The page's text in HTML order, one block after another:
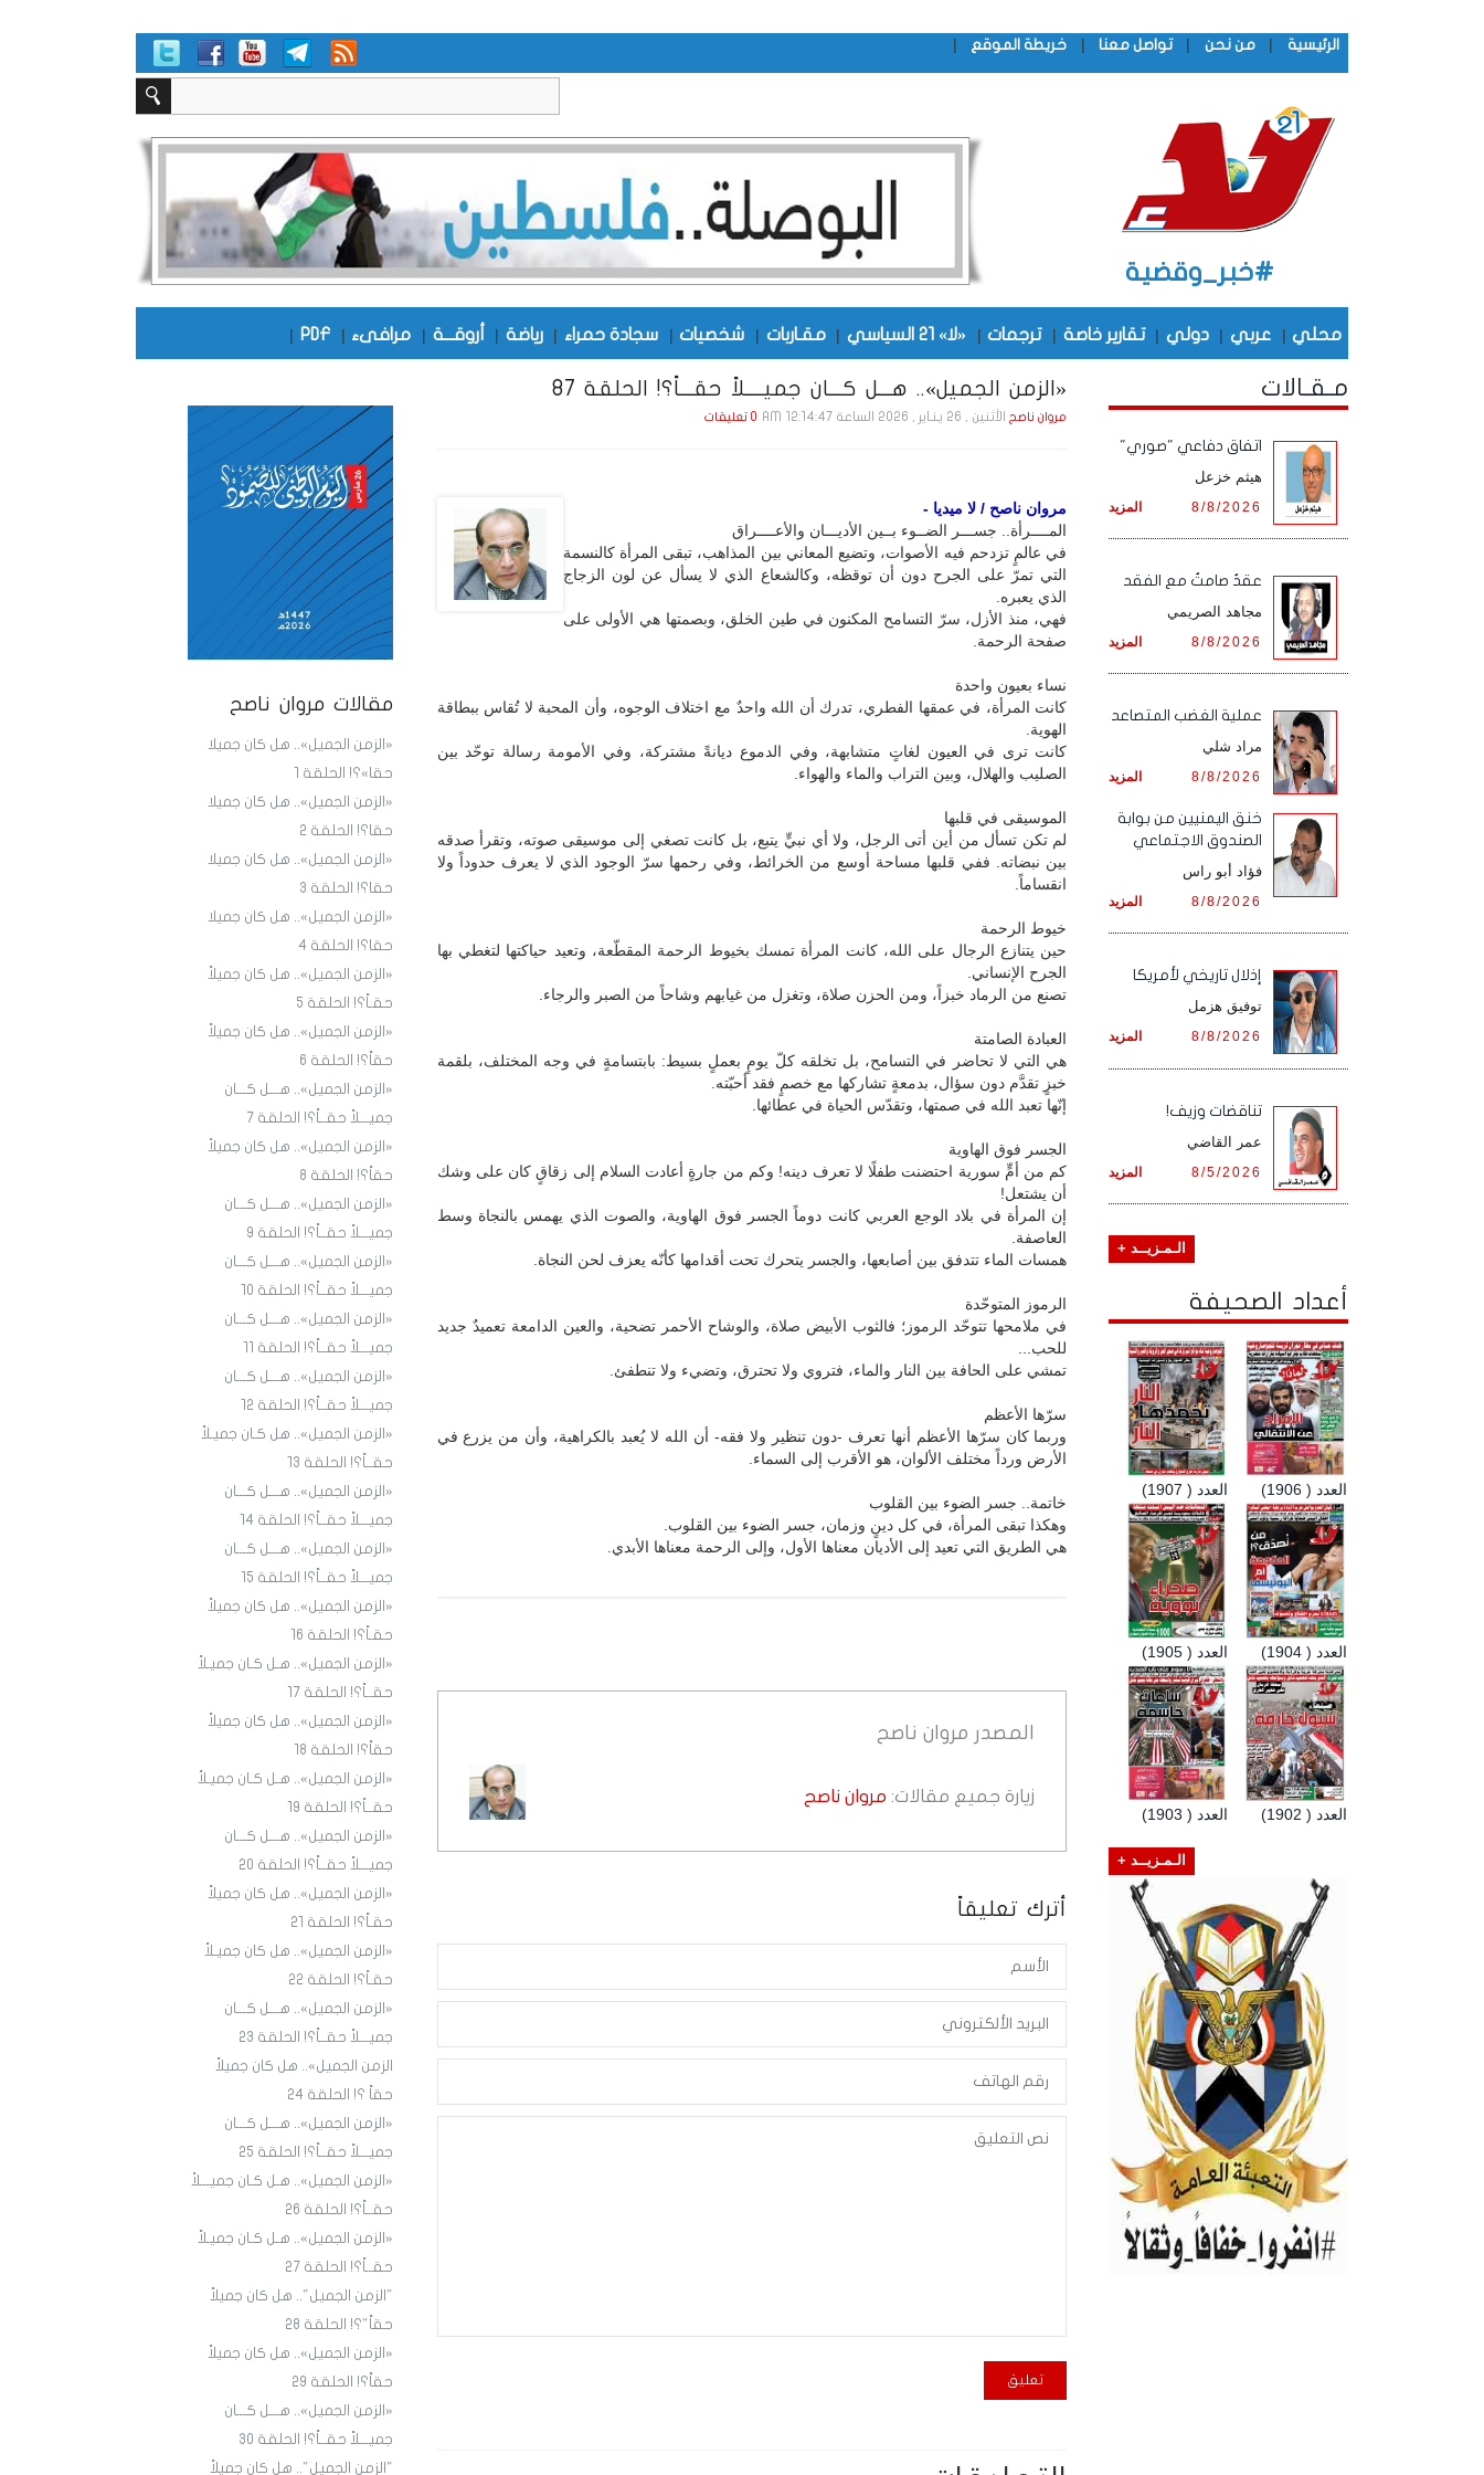
الرئيسية | من نحن | تواصل معنا | خريطة الموقع |
#خبر_وقضية
محلي | عربي | دولي | تقارير خاصة | ترجمات | «لا» 21 السياسي | مقـاربات | شخصيات | سجادة حمراء | رياضة | أروقـــة | مرافىء |
PDF
|
مقالات مروان ناصح
«الزمن الجميل».. هل كان جميلا
حقا»؟! الحلقة 1
«الزمن الجميل».. هل كان جميلا
حقا؟! الحلقة 2
«الزمن الجميل».. هل كان جميلا
حقا؟! الحلقة 3
«الزمن الجميل».. هل كان جميلا
حقا؟! الحلقة 4
«الزمن الجميل».. هل كان جميلاً
حقـاً؟! الحلقة 5
«الزمن الجميل».. هل كان جميلاً
حقاً؟! الحلقة 6
«الزمن الجميل».. هـــل كـــان
جميـــلاً حقــاً؟! الحلقة 7
«الزمن الجميل».. هل كان جميلاً
حقاً؟! الحلقة 8
«الزمن الجميل».. هـــل كـــان
جميـــلاً حقــاً؟! الحلقة 9
«الزمن الجميل».. هـــل كـــان
جميـــلاً حقــاً؟! الحلقة ١٠
«الزمن الجميل».. هـــل كـــان
جميـــلاً حقــاً؟! الحلقة ١1
«الزمن الجميل».. هـــل كـــان
جميـــلاً حقــاً؟! الحلقة ١2
«الزمن الجميل».. هل كـان جميـلاً
حقــاً؟! الحلقة ١3
«الزمن الجميل».. هـــل كـــان
جميـــلاً حقــاً؟! الحلقة ١4
«الزمن الجميل».. هـــل كـــان
جميـــلاً حقــاً؟! الحلقة 15
«الزمن الجميل».. هل كان جميلاً
حقـاً؟! الحلقة 16
«الزمن الجميل».. هـل كـان جميـلاً
حقــاً؟! الحلقة 17
«الزمن الجميل».. هل كان جميلاً
حقاً؟! الحلقة 18
«الزمن الجميل».. هـل كـان جميـلاً
حقــاً؟! الحلقة 19
«الزمن الجميل».. هـــل كـــان
جميـــلاً حقــاً؟! الحلقة 20
«الزمن الجميل».. هل كان جميلاً
حقـاً؟! الحلقة 21
«الزمن الجميل».. هل كان جميـلاً
حقـاً؟! الحلقة ٢٢
«الزمن الجميل».. هـــل كـــان
جميـــلاً حقــاً؟! الحلقة 23
الزمن الجميل».. هل كان جميلاً
حقاً ؟! الحلقة 24
«الزمن الجميل».. هـــل كـــان
جميـــلاً حقــاً؟! الحلقة 25
«الزمن الجميل».. هـل كـان جميـــلاً
حقــاً؟! الحلقة 26
«الزمن الجميل».. هـل كـان جميـلاً
حقــاً؟! الحلقة 27
"الزمن الجميل".. هل كان جميلاً
حقاً"؟! الحلقة 28
«الزمن الجميل».. هل كان جميلاً
حقاً؟! الحلقة 29
«الزمن الجميل».. هـــل كـــان
جميـــلاً حقــاً؟! الحلقة 30
"الزمن الجميل".. هل كان جميلاً
«الزمن الجميل».. هـــل كـــان جميــــلاً حقـــاً؟! الحلقة 87
مروان ناصحالأثنين , 26 يـنـاير , 2026 الساعة 12:14:47 AM 0 تعليقات
مروان ناصح / لا ميديا -
المــــرأة.. جســـر الضــوء بــين الأديـــان والأعــــراق
في عالمٍ تزدحم فيه الأصوات، وتضيع المعاني بين المذاهب، تبقى المرأة كالنسمة
التي تمرّ على الجرح دون أن توقظه، وكالشعاع الذي لا يسأل عن لون الزجاج
الذي يعبره.
فهي، منذ الأزل، سرّ التسامح المكنون في طين الخلق، وبصمتها هي الأولى على
صفحة الرحمة.
نساء بعيون واحدة
كانت المرأة، في عمقها الفطري، تدرك أن الله واحدٌ مع اختلاف الوجوه، وأن المحبة لا تُقاس ببطاقة
الهوية.
كانت ترى في العيون لغاتٍ متشابهة، وفي الدموع ديانةً مشتركة، وفي الأمومة رسالة توحّد بين
الصليب والهلال، وبين التراب والماء والهواء.
الموسيقى في قلبها
لم تكن تسأل من أين أتى الرجل، ولا أي نبيٍّ يتبع، بل كانت تصغي إلى موسيقى صوته، وتقرأ صدقه
بين نبضاته. ففي قلبها مساحة أوسع من الخرائط، وفي رحمها سرّ الوجود الذي لا يعرف حدوداً ولا
انقساماً.
خيوط الرحمة
حين يتنازع الرجال على الله، كانت المرأة تمسك بخيوط الرحمة المقطّعة، وتعيد حياكتها لتغطي بها
الجرح الإنساني.
تصنع من الرماد خبزاً، ومن الحزن صلاة، وتغزل من غيابهم وشاحاً من الصبر والرجاء.
العبادة الصامتة
هي التي لا تحاضر في التسامح، بل تخلقه كلّ يومٍ بعملٍ بسيط: بابتسامةٍ في وجه المختلف، بلقمة
خبزٍ تقدَّم دون سؤال، بدمعةٍ تشاركها مع خصمٍ فقد أحبّته.
إنّها تعبد الله في صمتها، وتقدّس الحياة في عطائها.
الجسر فوق الهاوية
كم من أمٍّ سورية احتضنت طفلًا لا تعرف دينه! وكم من جارةٍ أعادت السلام إلى زقاقٍ كان على وشك
أن يشتعل!
إن المرأة في بلاد الوجع العربي كانت دوماً الجسر فوق الهاوية، والصوت الذي يهمس بالنجاة وسط
العاصفة.
همسات الماء تتدفق بين أصابعها، والجسر يتحرك تحت أقدامها كأنّه يعزف لحن النجاة.
الرموز المتوحّدة
في ملامحها تتوحّد الرموز؛ فالثوب الأبيض صلاة، والوشاح الأحمر تضحية، والعين الدامعة تعميدٌ جديد
للحب...
تمشي على الحافة بين النار والماء، فتروي ولا تحترق، وتضيء ولا تنطفئ.
سرّها الأعظم
وربما كان سرّها الأعظم أنها تعرف -دون تنظير ولا فقه- أن الله لا يُعبد بالكراهية، وأن من يزرع في
الأرض ورداً مختلف الألوان، هو الأقرب إلى السماء.
خاتمة.. جسر الضوء بين القلوب
وهكذا تبقى المرأة، في كل دينٍ وزمان، جسر الضوء بين القلوب.
هي الطريق التي تعيد إلى الأديان معناها الأول، وإلى الرحمة معناها الأبدي.
المصدر مروان ناصح
زيارة جميع مقالات: مروان ناصح
أترك تعليقاً
مـقـالات
اتفاق دفاعي "صوري"
هيثم خزعل
المزيد 8/8/2026
عقدٌ صامتٌ مع الفقد
مجاهد الصريمي
المزيد 8/8/2026
‏عملية الغضب المتصاعد
مراد شلي
المزيد 8/8/2026
خنق اليمنيين من بوابة
الصندوق الاجتماعي
فؤاد أبو راس
المزيد 8/8/2026
إذلال تاريخي لأمريكا
توفيق هزمل
المزيد 8/8/2026
تناقضات وزيف!
عمر القاضي
المزيد 8/5/2026
الـمـزيــد +
أعداد الصحيفة
العدد ( 1907) العدد ( 1906)
العدد ( 1905) العدد ( 1904)
العدد ( 1903) العدد ( 1902)
الـمـزيــد +